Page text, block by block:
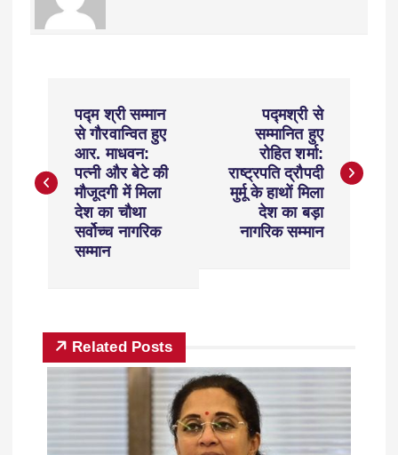
पद्म श्री सम्मान
से गौरवान्वित हुए
आर. माधवन:
पत्नी और बेटे की
मौजूदगी में मिला
देश का चौथा
सर्वोच्च नागरिक
सम्मान
पद्मश्री से
सम्मानित हुए
रोहित शर्मा:
राष्ट्रपति द्रौपदी
मुर्मू के हाथों मिला
देश का बड़ा
नागरिक सम्मान
Related Posts